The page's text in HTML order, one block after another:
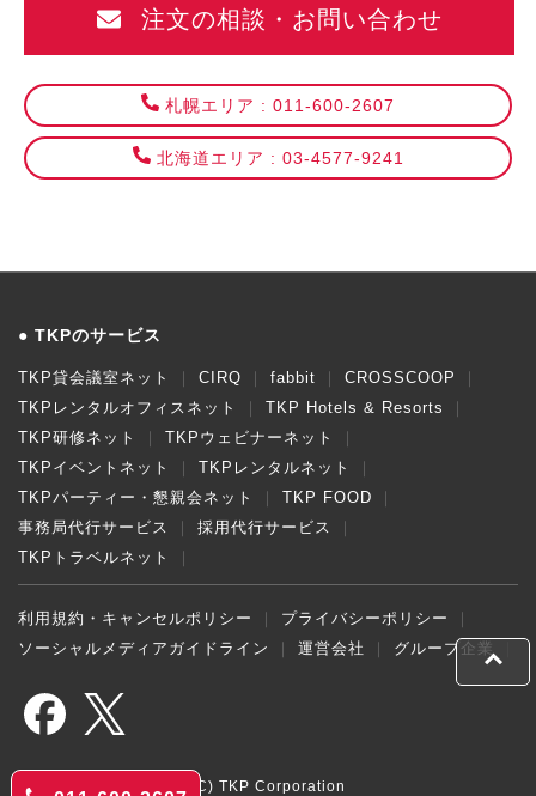
注文の相談・お問い合わせ
札幌エリア : 011-600-2607
北海道エリア : 03-4577-9241
TKPのサービス
TKP貸会議室ネット CIRQ fabbit
CROSSCOOP
TKPレンタルオフィスネット
TKP Hotels & Resorts
TKP研修ネット
TKPウェビナーネット
TKPイベントネット
TKPレンタルネット
TKPパーティー・懇親会ネット
TKP FOOD
事務局代行サービス
採用代行サービス
TKPトラベルネット
利用規約・キャンセルポリシー
プライバシーポリシー
ソーシャルメディアガイドライン
運営会社 グループ企業
(C) TKP Corporation